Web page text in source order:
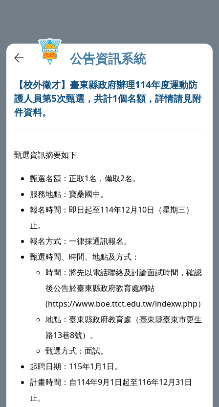
公告資訊系統
【校外徵才】臺東縣政府辦理114年度運動防
護人員第5次甄選，共計1個名額，詳情請見附
件資料。
甄選資訊摘要如下
甄選名額：正取1名，備取2名。
服務地點：寶桑國中。
報名時間：即日起至114年12月10日（星期三）
止。
報名方式：一律採通訊報名。
甄選時間、時間、地點及方式：
時間：將先以電話聯絡及討論面試時間，確認
後公告於臺東縣政府教育處網站
(https://www.boe.ttct.edu.tw/indexw.php）。
地點：臺東縣政府教育處（臺東縣臺東市更生
路13巷8號）。
甄選方式：面試。
起聘日期：115年1月1日。
計畫時間：自114年9月1日起至116年12月31日
止。